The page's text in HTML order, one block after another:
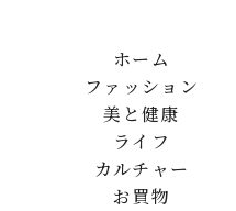
ホーム
ファッション
美と健康
ライフ
カルチャー
お買物